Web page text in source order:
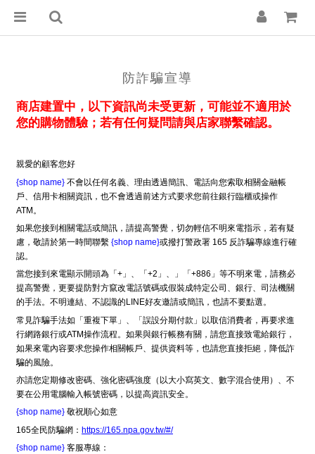
防詐騙宣導
商店建置中，以下資訊尚未受更新，可能並不適用於
您的購物體驗；若有任何疑問請與店家聯繫確認。
親愛的顧客您好
{shop name} 不會以任何名義、理由透過簡訊、電話向您索取相關金融帳
戶、信用卡相關資訊，也不會透過前述方式要求您前往銀行臨櫃或操作
ATM。
如果您接到相關電話或簡訊，請提高警覺，切勿輕信不明來電指示，若有疑
慮，敬請於第一時間聯繫 {shop name}或撥打警政署 165 反詐騙專線進行確
認。
當您接到來電顯示開頭為「+」、「+2」、」「+886」等不明來電，請務必
提高警覺，更要提防對方竄改電話號碼或假裝成特定公司、銀行、司法機關
的手法。不明連結、不認識的LINE好友邀請或簡訊，也請不要點選。
常見詐騙手法如「重複下單」、「誤設分期付款」以取信消費者，再要求進
行網路銀行或ATM操作流程。如果與銀行帳務有關，請您直接致電給銀行，
如果來電內容要求您操作相關帳戶、提供資料等，也請您直接拒絕，降低詐
騙的風險。
亦請您定期修改密碼、強化密碼強度（以大小寫英文、數字混合使用）、不
要在公用電腦輸入帳號密碼，以提高資訊安全。
{shop name} 敬祝順心如意
165全民防騙網： https://165.npa.gov.tw/#/
{shop name} 客服專線：